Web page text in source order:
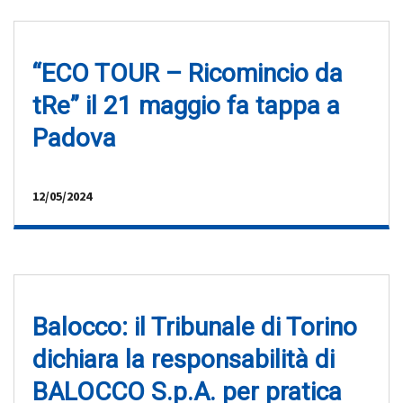
“ECO TOUR – Ricomincio da
tRe” il 21 maggio fa tappa a
Padova
12/05/2024
Balocco: il Tribunale di Torino
dichiara la responsabilità di
BALOCCO S.p.A. per pratica